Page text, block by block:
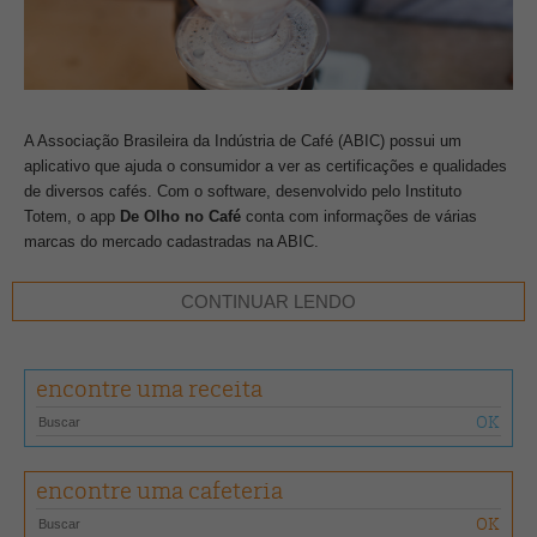
A Associação Brasileira da Indústria de Café (ABIC) possui um
aplicativo que ajuda o consumidor a ver as certificações e qualidades
de diversos cafés. Com o software, desenvolvido pelo Instituto
Totem, o app De Olho no Café conta com informações de várias
marcas do mercado cadastradas na ABIC.
O download da ferramenta é gratuito e permite que o usuário saiba a
procedência dos grãos de forma instantânea. O uso é muito simples:
ou digitá-lo, o resultado é imediato e traz na tela as características
principais do café, como a classificação, corpo, acidez e aroma. O
serviço também possibilita que cada usuário avalie os produtos,
criando uma interação entre os consumidores.
De acordo com Nathan Herszkowicz, diretor da ABIC, a plataforma,
além de auxiliar na hora da compra, pode ajudar na educação do
CONTINUAR LENDO
encontre uma receita
encontre uma cafeteria